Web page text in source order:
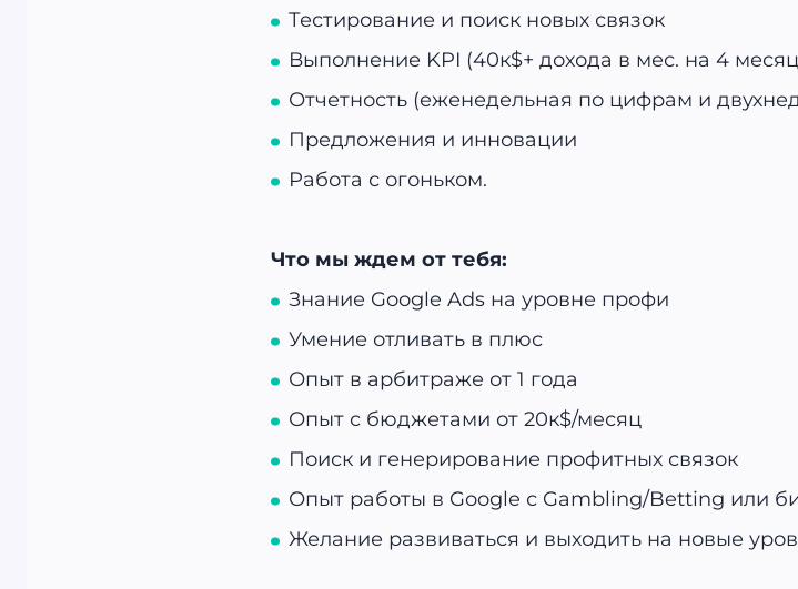
Тестирование и поиск новых связок
Выполнение KPI (40к$+ дохода в мес. на 4
Отчетность (еженедельная по цифрам и
Предложения и инновации
Работа с огоньком.
Что мы ждем от тебя:
Знание Google Ads на уровне профи
Умение отливать в плюс
Опыт в арбитраже от 1 года
Опыт с бюджетами от 20к$/месяц
Поиск и генерирование профитных связок
Опыт работы в Google с Gambling/Betting или
Желание развиваться и выходить на новые